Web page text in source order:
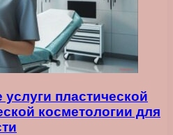
пластической
косметологии для